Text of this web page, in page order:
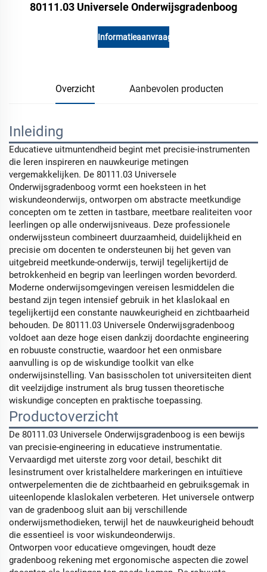
80111.03 Universele Onderwijsgradenboog
Informatieaanvraag
Overzicht Aanbevolen producten
Inleiding
Educatieve uitmuntendheid begint met precisie-instrumenten
die leren inspireren en nauwkeurige metingen
vergemakkelijken. De 80111.03 Universele
Onderwijsgradenboog vormt een hoeksteen in het
wiskundeonderwijs, ontworpen om abstracte meetkundige
concepten om te zetten in tastbare, meetbare realiteiten voor
leerlingen op alle onderwijsniveaus. Deze professionele
onderwijssteun combineert duurzaamheid, duidelijkheid en
precisie om docenten te ondersteunen bij het geven van
uitgebreid meetkunde-onderwijs, terwijl tegelijkertijd de
betrokkenheid en begrip van leerlingen worden bevorderd.
Moderne onderwijsomgevingen vereisen lesmiddelen die
bestand zijn tegen intensief gebruik in het klaslokaal en
tegelijkertijd een constante nauwkeurigheid en zichtbaarheid
behouden. De 80111.03 Universele Onderwijsgradenboog
voldoet aan deze hoge eisen dankzij doordachte engineering
en robuuste constructie, waardoor het een onmisbare
aanvulling is op de wiskundige toolkit van elke
onderwijsinstelling. Van basisscholen tot universiteiten dient
dit veelzijdige instrument als brug tussen theoretische
wiskundige concepten en praktische toepassing.
Productoverzicht
De 80111.03 Universele Onderwijsgradenboog is een bewijs
van precisie-engineering in educatieve instrumentatie.
Vervaardigd met uiterste zorg voor detail, beschikt dit
lesinstrument over kristalheldere markeringen en intuïtieve
ontwerpelementen die de zichtbaarheid en gebruiksgemak in
uiteenlopende klaslokalen verbeteren. Het universele ontwerp
van de gradenboog sluit aan bij verschillende
onderwijsmethodieken, terwijl het de nauwkeurigheid behoudt
die essentieel is voor wiskundeonderwijs.
Ontworpen voor educatieve omgevingen, houdt deze
gradenboog rekening met ergonomische aspecten die zowel